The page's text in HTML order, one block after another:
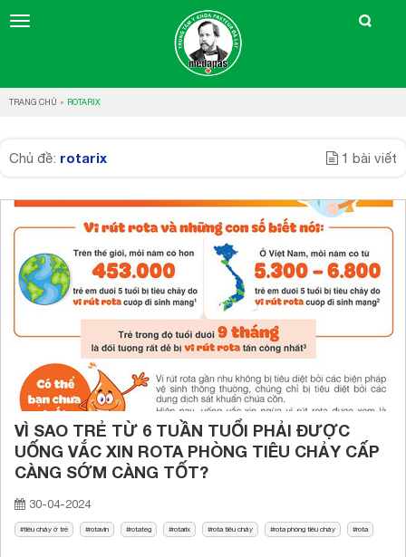
TRANG CHỦ » ROTARIX
Chủ đề: rotarix 1 bài viết
VÌ SAO TRẺ TỪ 6 TUẦN TUỔI PHẢI ĐƯỢC
UỐNG VẮC XIN ROTA PHÒNG TIÊU CHẢY CẤP
CÀNG SỚM CÀNG TỐT?
30-04-2024
tiêu chảy ở trẻ rotavin rotateg rotarix rota tiêu chảy rota phòng tiêu chảy rota